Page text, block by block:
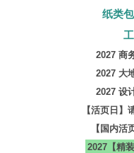
纸类
2027 商
2027 大
2027 设
【活页日】
【国内活
2027【精装